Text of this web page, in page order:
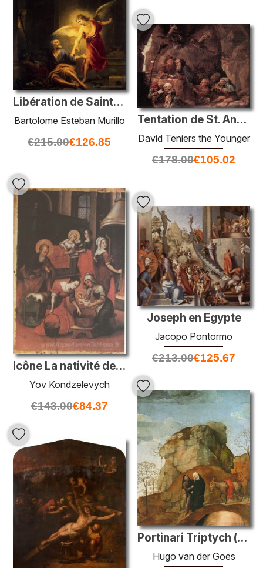
Libération de Saint-Pierre
Bartolome Esteban Murillo
€215.00€126.85
Tentation de St. Anthony
David Teniers the Younger
€178.00€105.02
Icône La nativité de la Vierge Marie (fragment)
Yov Kondzelevych
€143.00€84.37
Joseph en Égypte
Jacopo Pontormo
€213.00€125.67
Portinari Triptych (détail)
Hugo van der Goes